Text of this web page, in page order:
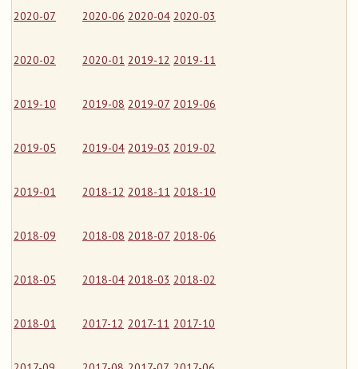
2020-07 2020-06 2020-04 2020-03
2020-02 2020-01 2019-12 2019-11
2019-10 2019-08 2019-07 2019-06
2019-05 2019-04 2019-03 2019-02
2019-01 2018-12 2018-11 2018-10
2018-09 2018-08 2018-07 2018-06
2018-05 2018-04 2018-03 2018-02
2018-01 2017-12 2017-11 2017-10